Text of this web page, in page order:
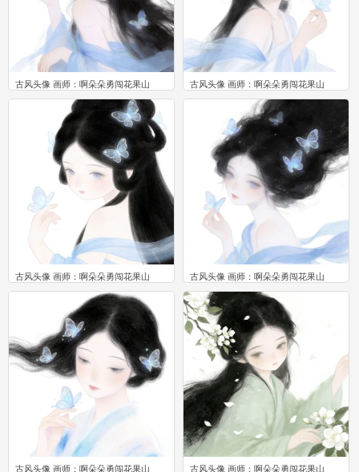
古风头像 画师：啊朵朵勇闯花果山
0
古风头像 画师：啊朵朵勇闯花果山
0
古风头像 画师：啊朵朵勇闯花果山
0
古风头像 画师：啊朵朵勇闯花果山
0
古风头像 画师：啊朵朵勇闯花果山
古风头像 画师：啊朵朵勇闯花果山